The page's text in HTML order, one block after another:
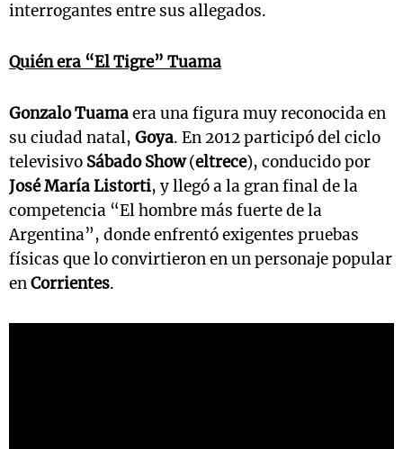
interrogantes entre sus allegados.
Quién era “El Tigre” Tuama
Gonzalo Tuamaera una figura muy reconocida en
su ciudad natal, Goya. En 2012 participó del ciclo
televisivo Sábado Show(eltrece), conducido por
José María Listorti, y llegó a la gran final de la
competencia “El hombre más fuerte de la
Argentina”, donde enfrentó exigentes pruebas
físicas que lo convirtieron en un personaje popular
enCorrientes.